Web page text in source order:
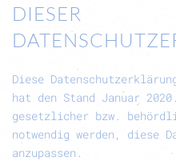
DIESER
Diese
hat den Stand Januar
gesetzlicher bzw.
notwendig werden, diese
anzupassen.